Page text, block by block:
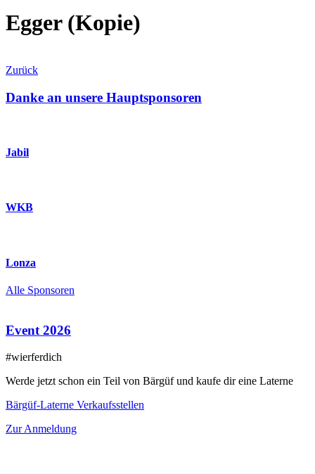
Egger (Kopie)
Zurück
Danke an unsere Hauptsponsoren
Jabil
WKB
Lonza
Alle Sponsoren
Event 2026
#wierferdich
Werde jetzt schon ein Teil von Bärgüf und kaufe dir eine Laterne
Bärgüf-Laterne Verkaufsstellen
Zur Anmeldung